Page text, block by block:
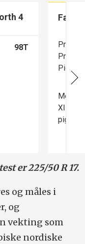
4
98T
Fakta
Pigger:
Med
XIN4
er 225/50 R 17.
og måles i
og
vekting som
nordiske